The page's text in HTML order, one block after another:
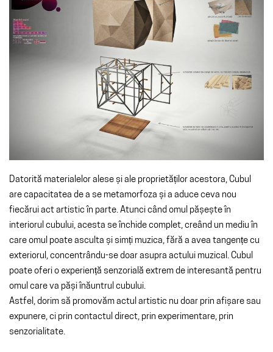
Datorită materialelor alese și ale proprietăților acestora, Cubul
are capacitatea de a se metamorfoza și a aduce ceva nou
fiecărui act artistic în parte. Atunci când omul pășește în
interiorul cubului, acesta se închide complet, creând un mediu în
care omul poate asculta și simți muzica, fără a avea tangențe cu
exteriorul, concentrându-se doar asupra actului muzical. Cubul
poate oferi o experiență senzorială extrem de interesantă pentru
omul care va păși înăuntrul cubului.
Astfel, dorim să promovăm actul artistic nu doar prin afișare sau
expunere, ci prin contactul direct, prin experimentare, prin
senzorialitate.